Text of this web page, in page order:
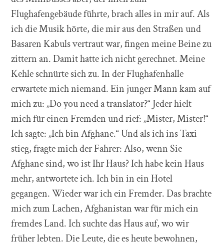
Flughafengebäude führte, brach alles in mir auf. Als
ich die Musik hörte, die mir aus den Straßen und
Basaren Kabuls vertraut war, fingen meine Beine zu
zittern an. Damit hatte ich nicht gerechnet. Meine
Kehle schnürte sich zu. In der Flughafenhalle
erwartete mich niemand. Ein junger Mann kam auf
mich zu: „Do you need a translator?“ Jeder hielt
mich für einen Fremden und rief: „Mister, Mister!“
Ich sagte: „Ich bin Afghane.“ Und als ich ins Taxi
stieg, fragte mich der Fahrer: Also, wenn Sie
Afghane sind, wo ist Ihr Haus? Ich habe kein Haus
mehr, antwortete ich. Ich bin in ein Hotel
gegangen. Wieder war ich ein Fremder. Das brachte
mich zum Lachen, Afghanistan war für mich ein
fremdes Land. Ich suchte das Haus auf, wo wir
früher lebten. Die Leute, die es heute bewohnen,